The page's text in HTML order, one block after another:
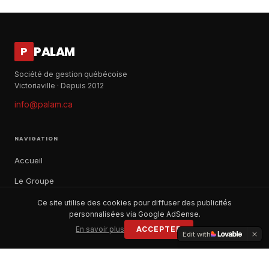
P PALAM
Société de gestion québécoise
Victoriaville · Depuis 2012
info@palam.ca
NAVIGATION
Accueil
Le Groupe
Notre histoire
Ce site utilise des cookies pour diffuser des publicités
personnalisées via Google AdSense.
En savoir plus
ACCEPTER
Edit with